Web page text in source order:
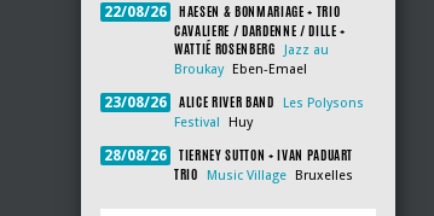
22/08/26
HAESEN & BONMARIAGE + TRIO
CAVALIERE / DARDENNE / DILLE +
WATTIÉ ROSENBERG
Jazz au
Broukay
Eben-Emael
23/08/26 ALICE RIVER BAND
Les Polysons
Festival
Huy
28/08/26
TIERNEY SUTTON + IVAN PADUART
TRIO
Music Village Bruxelles